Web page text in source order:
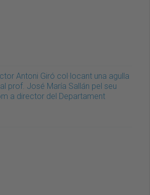
Antoni Giró col·locant una agulla
prof. José María Sallán pel seu
a director del Departament